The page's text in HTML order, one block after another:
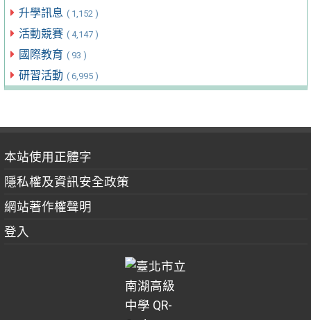
升學訊息 ( 1,152 )
活動競賽 ( 4,147 )
國際教育 ( 93 )
研習活動 ( 6,995 )
本站使用正體字
隱私權及資訊安全政策
網站著作權聲明
登入